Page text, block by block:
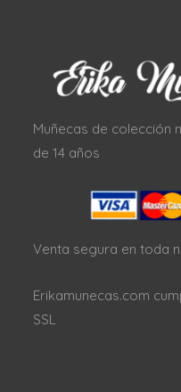
Muñecas de colección
de 14 años
Venta segura en toda
Erikamunecas.com
SSL